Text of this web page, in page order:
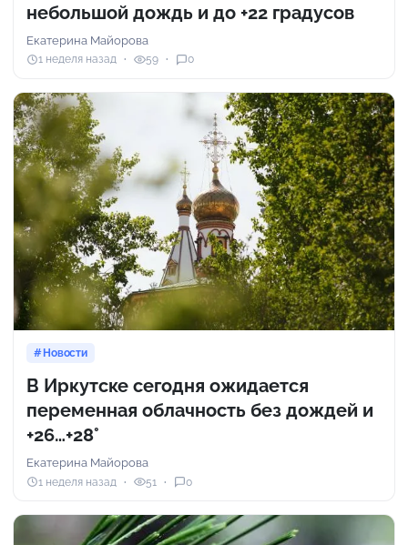
небольшой дождь и до +22 градусов
Екатерина Майорова
1 неделя назад 59 0
Новости
В Иркутске сегодня ожидается
переменная облачность без дождей и
+26…+28°
Екатерина Майорова
1 неделя назад 51 0